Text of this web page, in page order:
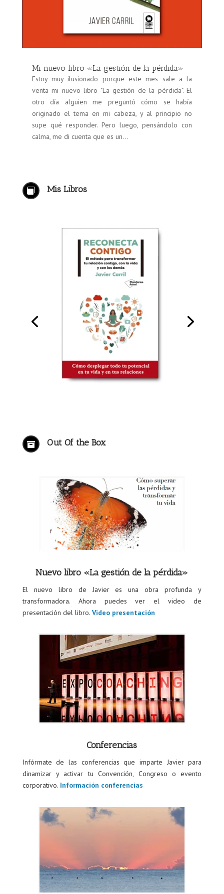
Mi nuevo libro «La gestión de la pérdida»
Estoy muy ilusionado porque este mes sale a la
venta mi nuevo libro "La gestión de la pérdida". El
otro día alguien me preguntó cómo se había
originado el tema en mi cabeza, y al principio no
supe qué responder. Pero luego, pensándolo con
calma, me di cuenta que es un...
 Mis Libros
 Out Of the Box
Nuevo libro «La gestión de la pérdida»
El nuevo libro de Javier es una obra profunda y
transformadora. Ahora puedes ver el video de
presentación del libro. Video presentación
Conferencias
Infórmate de las conferencias que imparte Javier para
dinamizar y activar tu Convención, Congreso o evento
corporativo. Información conferencias